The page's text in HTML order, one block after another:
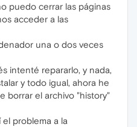
puedo cerrar las páginas
acceder a las
una o dos veces
intenté repararlo, y nada,
y todo igual, ahora he
borrar el archivo "history"
problema a la